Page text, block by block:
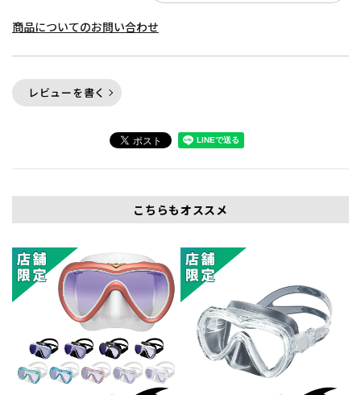
商品についてのお問い合わせ
レビューを書く
こちらもオススメ